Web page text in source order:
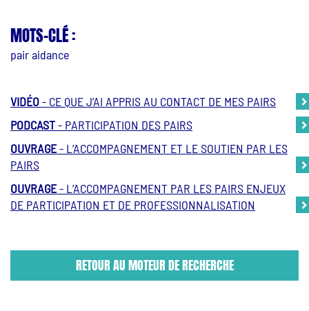
MOTS-CLÉ :
pair aidance
VIDÉO- CE QUE J’AI APPRIS AU CONTACT DE MES PAIRS
PODCAST- PARTICIPATION DES PAIRS
OUVRAGE- L’ACCOMPAGNEMENT ET LE SOUTIEN PAR LES
PAIRS
OUVRAGE- L’ACCOMPAGNEMENT PAR LES PAIRS ENJEUX
DE PARTICIPATION ET DE PROFESSIONNALISATION
RETOUR AU MOTEUR DE RECHERCHE